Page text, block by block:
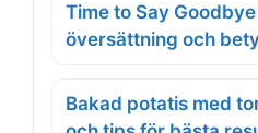
Time to Say
översättning och
Bakad potatis med